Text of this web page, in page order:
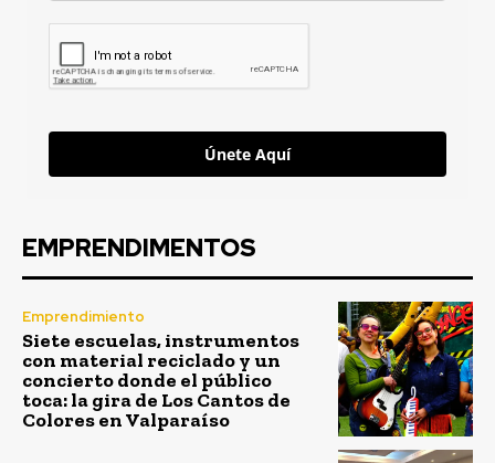
Únete Aquí
EMPRENDIMENTOS
Emprendimiento
Siete escuelas, instrumentos
con material reciclado y un
concierto donde el público
toca: la gira de Los Cantos de
Colores en Valparaíso